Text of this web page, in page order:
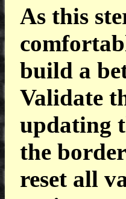
As this
build a
Validate
updating
the
reset all